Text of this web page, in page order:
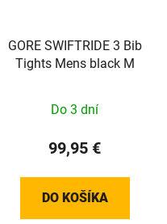
GORE SWIFTRIDE 3 Bib
Tights Mens black M
Do 3 dní
99,95 €
DO KOŠÍKA